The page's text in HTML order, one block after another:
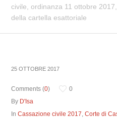
civile, ordinanza 11 ottobre
della cartella esattoriale
25 OTTOBRE 2017
Comments (0)
0
By D'Isa
InCassazione civile 2017,Corte di